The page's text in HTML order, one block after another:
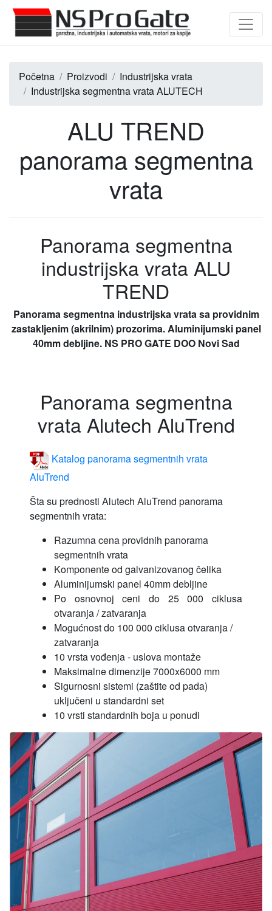
Početna Proizvodi
Industrijska vrata
Industrijska segmentna vrata ALUTECH
ALU TREND
panorama segmentna
vrata
Panorama segmentna
industrijska vrata ALU
TREND
Panorama segmentna industrijska vrata sa providnim
zastakljenim (akrilnim) prozorima. Aluminijumski panel
40mm debljine. NS PRO GATE DOO Novi Sad
Panorama segmentna
vrata Alutech AluTrend
Katalog panorama segmentnih vrata
AluTrend
Šta su prednosti Alutech AluTrend panorama
segmentnih vrata:
Razumna cena providnih panorama
segmentnih vrata
Komponente od galvanizovanog čelika
Aluminijumski panel 40mm debljine
Po osnovnoj ceni do 25 000 ciklusa
otvaranja / zatvaranja
Mogućnost do 100 000 ciklusa otvaranja /
zatvaranja
10 vrsta vođenja - uslova montaže
Maksimalne dimenzije 7000x6000 mm
Sigurnosni sistemi (zaštite od pada)
uključeni u standardni set
10 vrsti standardnih boja u ponudi